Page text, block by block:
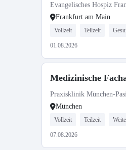
Evangelisches Hospiz
Frankfurt am Main
Vollzeit Teilzeit
01.08.2026
Medizinische
Praxisklinik München-
München
Vollzeit Teilzeit
07.08.2026